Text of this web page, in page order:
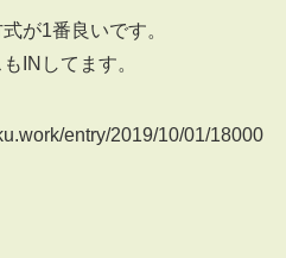
が1番良いです。
INしてます。
entry/2019/10/01/18000